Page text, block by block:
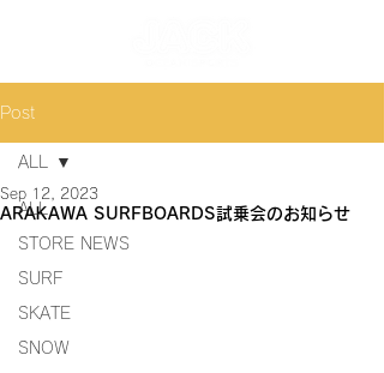
Post
ALL
STORE NEWS
SURF
SKATE
SNOW
ALL
ARAKAWA SURFBOARDS試乗会のお知らせ
Sep 12, 2023